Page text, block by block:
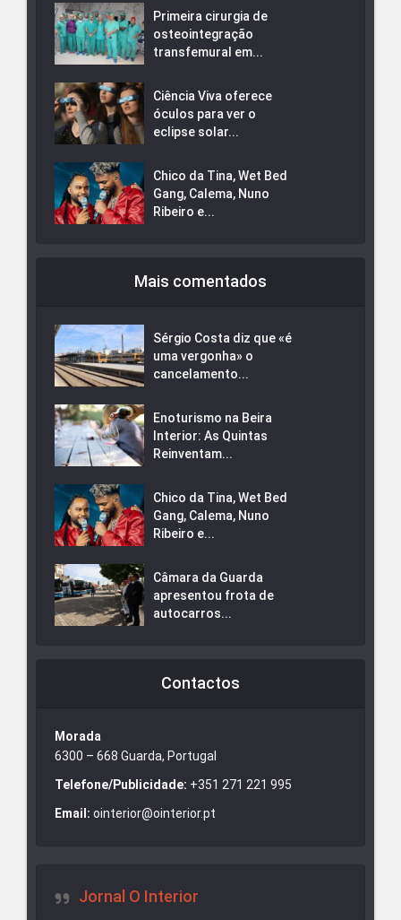
Primeira cirurgia de
osteointegração
transfemural em...
Ciência Viva oferece
óculos para ver o
eclipse solar...
Chico da Tina, Wet Bed
Gang, Calema, Nuno
Ribeiro e...
Mais comentados
Sérgio Costa diz que «é
uma vergonha» o
cancelamento...
Enoturismo na Beira
Interior: As Quintas
Reinventam...
Chico da Tina, Wet Bed
Gang, Calema, Nuno
Ribeiro e...
Câmara da Guarda
apresentou frota de
autocarros...
Contactos
Morada
6300 – 668 Guarda, Portugal
Telefone/Publicidade: +351 271 221 995
Email: ointerior@ointerior.pt
Jornal O Interior